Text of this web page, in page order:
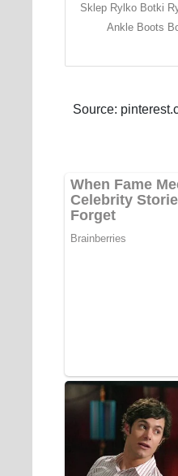
Sklep Rylko Botki
Ankle Boots
Source: